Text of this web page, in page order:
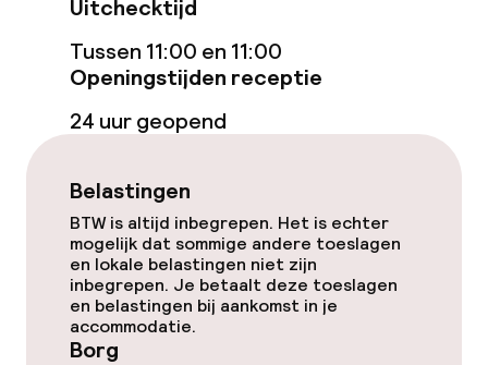
Schoonmaakvoorzieningen
Wasservice
Beleid
Borg bij aankomst
Vrijgezellenfeesten of andere feesten
niet toegestaan
Uitchecktijd
Tussen 11:00 en 11:00
Openingstijden receptie
24 uur geopend
Belastingen
BTW is altijd inbegrepen. Het is echter
mogelijk dat sommige andere toeslagen
en lokale belastingen niet zijn
inbegrepen. Je betaalt deze toeslagen
en belastingen bij aankomst in je
accommodatie.
Borg